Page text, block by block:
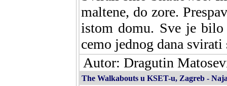
maltene, do zore.
istom domu. Sve je
cemo jednog dana
Autor: Dragutin
The Walkabouts u KSET-u, Zagreb -